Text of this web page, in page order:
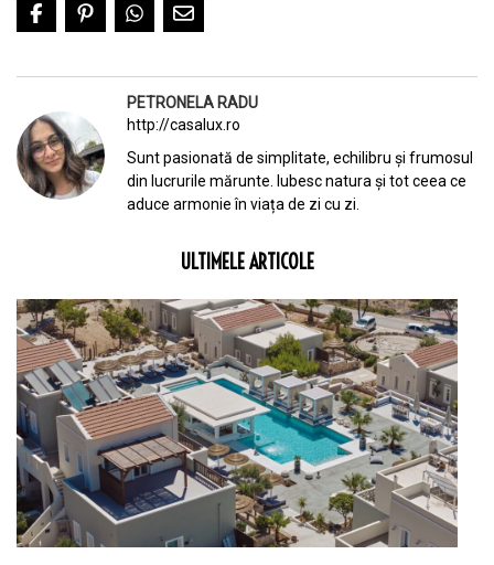
PETRONELA RADU
http://casalux.ro
Sunt pasionată de simplitate, echilibru și frumosul
din lucrurile mărunte. Iubesc natura și tot ceea ce
aduce armonie în viața de zi cu zi.
ULTIMELE ARTICOLE